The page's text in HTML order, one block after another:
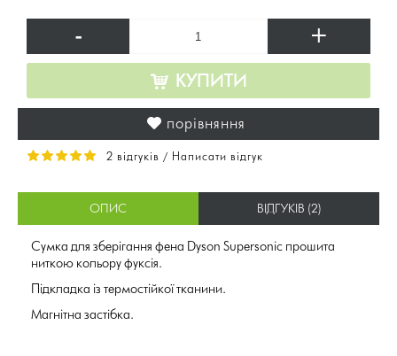
- +
КУПИТИ
порівняння
2 відгуків / Написати відгук
ОПИС ВІДГУКІВ (2)
Сумка для зберігання фена Dyson Supersonic прошита
ниткою кольору фуксія.
Підкладка із термостійкої тканини.
Магнітна застібка.